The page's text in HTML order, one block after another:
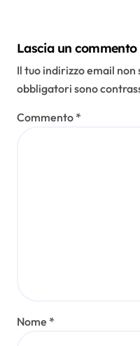
Lascia un commento
Il tuo indirizzo email
obbligatori sono
Commento *
Nome *